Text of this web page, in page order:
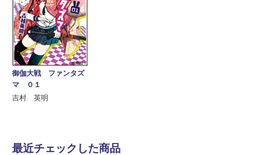
御伽大戦 ファンタズ
マ ０１
吉村 英明
最近チェックした商品